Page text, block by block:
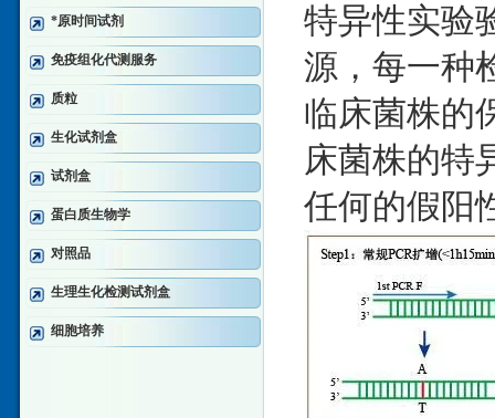
*原时间试剂
免疫组化代测服务
质粒
生化试剂盒
试剂盒
蛋白质生物学
对照品
生理生化检测试剂盒
细胞培养
特异性实验
源，每一种
临床菌株的
床菌株的特
任何的假阳